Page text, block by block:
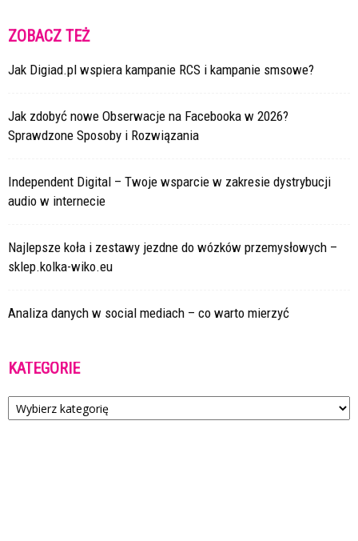
ZOBACZ TEŻ
Jak Digiad.pl wspiera kampanie RCS i kampanie smsowe?
Jak zdobyć nowe Obserwacje na Facebooka w 2026?
Sprawdzone Sposoby i Rozwiązania
Independent Digital – Twoje wsparcie w zakresie dystrybucji
audio w internecie
Najlepsze koła i zestawy jezdne do wózków przemysłowych –
sklep.kolka-wiko.eu
Analiza danych w social mediach – co warto mierzyć
KATEGORIE
Kategorie